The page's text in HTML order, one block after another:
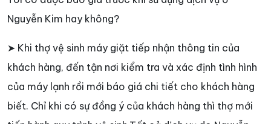
Nguyễn Kim hay không?
➤ Khi thợ vệ sinh máy giặt tiếp nhận thông tin của
khách hàng, đến tận nơi kiểm tra và xác định tình hình
của máy lạnh rồi mới báo giá chi tiết cho khách hàng
biết. Chỉ khi có sự đồng ý của khách hàng thì thợ mới